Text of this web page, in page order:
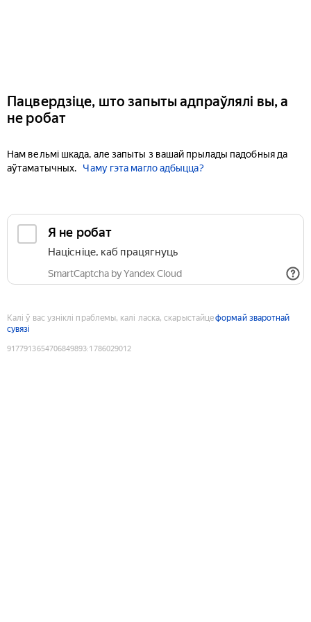
Пацвердзіце, што запыты адпраўлялі вы, а
не робат
Нам вельмі шкада, але запыты з вашай прылады падобныя да
аўтаматычных.
Чаму гэта магло адбыцца?
Я не робат
Націсніце, каб працягнуць
SmartCaptcha by Yandex Cloud
Калі ў вас узніклі праблемы, калі ласка, скарыстайцеформай зваротнай
сувязі
9177913654706849893:1786029012